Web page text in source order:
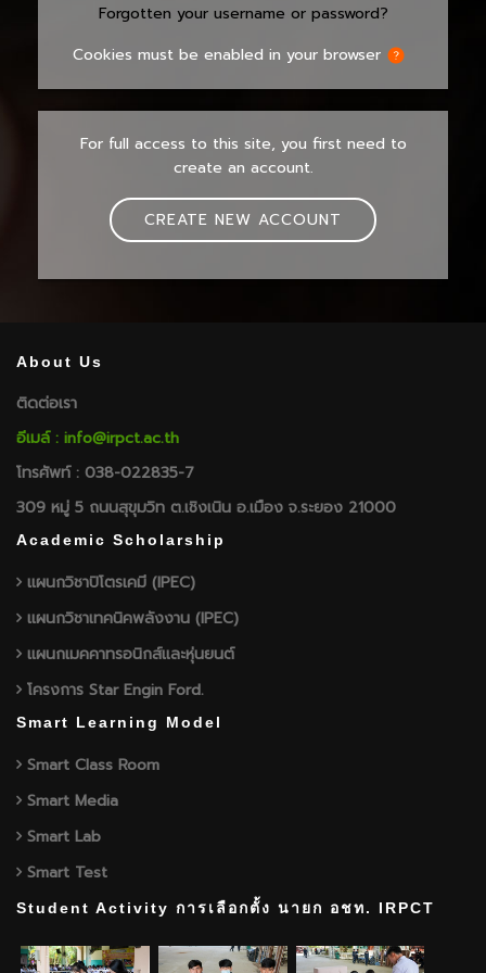
Forgotten your username or password?
Cookies must be enabled in your browser
For full access to this site, you first need to
create an account.
CREATE NEW ACCOUNT
About Us
ติดต่อเรา
อีเมล์ : info@irpct.ac.th
โทรศัพท์ : 038-022835-7
309 หมู่ 5 ถนนสุขุมวิท ต.เชิงเนิน อ.เมือง จ.ระยอง 21000
Academic Scholarship
แผนกวิชาปิโตรเคมี (IPEC)
แผนกวิชาเทคนิคพลังงาน (IPEC)
แผนกเมคคาทรอนิกส์และหุ่นยนต์
โครงการ Star Engin Ford.
Smart Learning Model
Smart Class Room
Smart Media
Smart Lab
Smart Test
Student Activity การเลือกตั้ง นายก อชท. IRPCT